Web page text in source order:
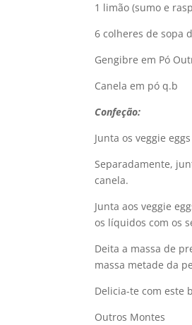
1 limão (sumo e
6 colheres de sopa
Gengibre em Pó
Canela em pó q.b
Confeção:
Junta os veggie
Separadamente,
canela.
Junta aos veggie
os líquidos com os
Deita a massa de
massa metade da
Delicia-te com este
Outros Montes